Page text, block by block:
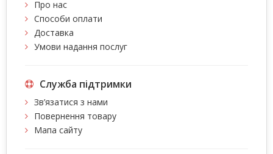
Про нас
Способи оплати
Доставка
Умови надання послуг
Служба підтримки
Зв’язатися з нами
Повернення товару
Мапа сайту